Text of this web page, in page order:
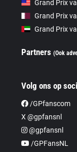
Grand Prix
Grand Prix
Grand Prix
Partners(Ook
Volg ons op
/GPfanscom
X @gpfansnl
@gpfansnl
/GPFansNL